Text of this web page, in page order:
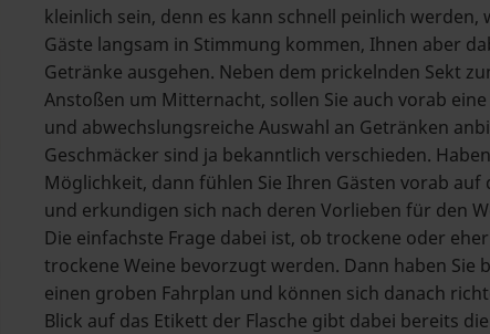
kleinlich sein, denn es kann schnell peinlich werden,
Gäste langsam in Stimmung kommen, Ihnen aber
Getränke ausgehen. Neben dem prickelnden Sekt
Anstoßen um Mitternacht, sollen Sie auch vorab
und abwechslungsreiche Auswahl an Getränken
Geschmäcker sind ja bekanntlich verschieden.
Möglichkeit, dann fühlen Sie Ihren Gästen vorab auf
und erkundigen sich nach deren Vorlieben für den
Die einfachste Frage dabei ist, ob trockene oder
trockene Weine bevorzugt werden. Dann haben Sie
einen groben Fahrplan und können sich danach
Blick auf das Etikett der Flasche gibt dabei bereits